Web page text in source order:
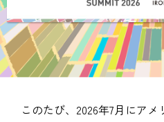
このたび、2026年7月にア